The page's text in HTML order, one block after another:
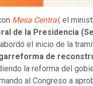
Mesa Central, el
de la Presidencia
abordó el inicio de la
de
la reforma del
al Congreso a